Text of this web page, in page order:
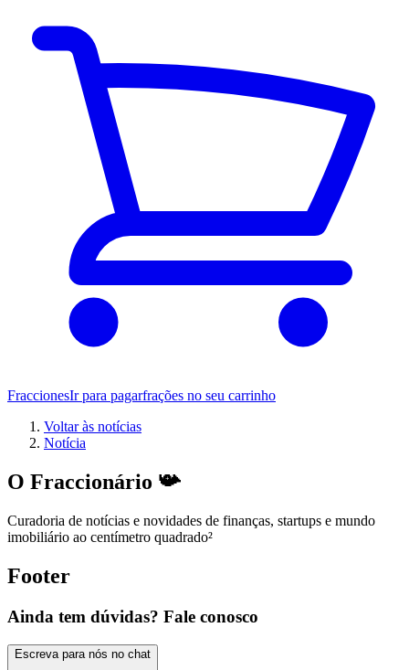
FraccionesIr para pagarfrações no seu carrinho
Voltar às notícias
Notícia
O Fraccionário 📯
Curadoria de notícias e novidades de finanças, startups e mundo
imobiliário ao centímetro quadrado²
Footer
Ainda tem dúvidas? Fale conosco
Escreva para nós no chat